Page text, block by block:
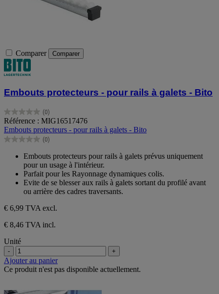
Comparer Comparer
Embouts protecteurs - pour rails à galets - Bito
(0)
0.0
sur
5
étoiles.
Référence : MIG16517476
Embouts protecteurs - pour rails à galets - Bito
(0)
0.0
étoiles.
Embouts protecteurs pour rails à galets prévus uniquement
pour un usage à l'intérieur.
Parfait pour les Rayonnage dynamiques colis.
Evite de se blesser aux rails à galets sortant du profilé avant
ou arrière des cadres traversants.
€ 6,99 TVA excl.
€ 8,46 TVA incl.
Unité
- +
Ajouter au panier
Ce produit n'est pas disponible actuellement.